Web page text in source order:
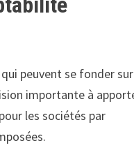
peuvent se fonder
importante à
les sociétés par